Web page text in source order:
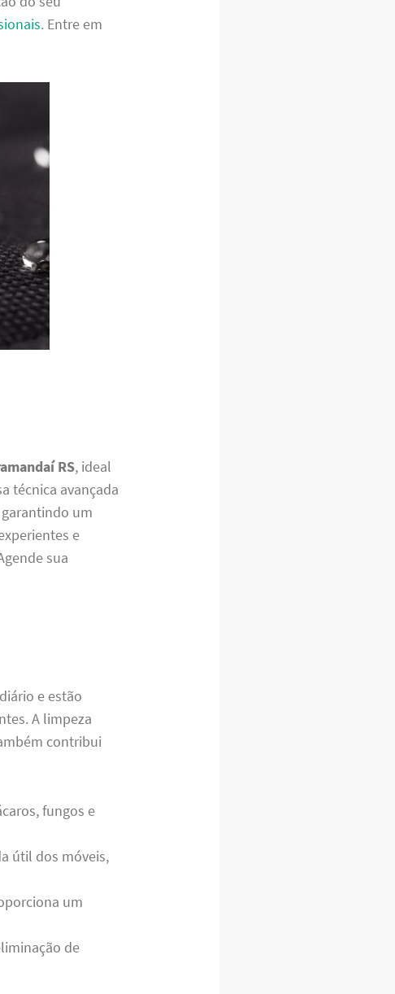
. Entre em
RS, ideal
técnica avançada
um
e
sua
e estão
A limpeza
contribui
fungos e
útil dos móveis,
um
de